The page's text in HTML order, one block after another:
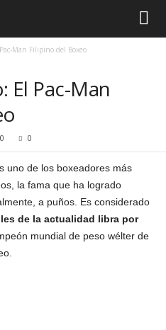
Man Filipino del Boxeo
El Pac-Man
0
uno de los boxeadores más
la fama que ha logrado
a puños. Es considerado
de la actualidad libra por
mundial de peso wélter de